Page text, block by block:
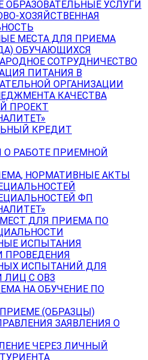
ОБРАЗОВАТЕЛЬНЫЕ УСЛУГИ
ХОЗЯЙСТВЕННАЯ
МЕСТА ДЛЯ ПРИЕМА
ОБУЧАЮЩИХСЯ
СОТРУДНИЧЕСТВО
ПИТАНИЯ В
ОРГАНИЗАЦИИ
КАЧЕСТВА
ПРОЕКТ
КРЕДИТ
РАБОТЕ ПРИЕМНОЙ
НОРМАТИВНЫЕ АКТЫ
ФП
ДЛЯ ПРИЕМА ПО
ИСПЫТАНИЯ
ПРОВЕДЕНИЯ
ИСПЫТАНИЙ ДЛЯ
ЛИЦ С ОВЗ
НА ОБУЧЕНИЕ ПО
(ОБРАЗЦЫ)
ЗАЯВЛЕНИЯ О
ЧЕРЕЗ ЛИЧНЫЙ